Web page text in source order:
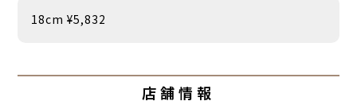
18cm ¥5,832
店舗情報